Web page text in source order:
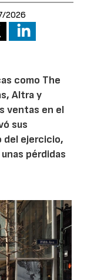
2026
como The
Altra y
ventas en el
sus
del ejercicio,
pérdidas